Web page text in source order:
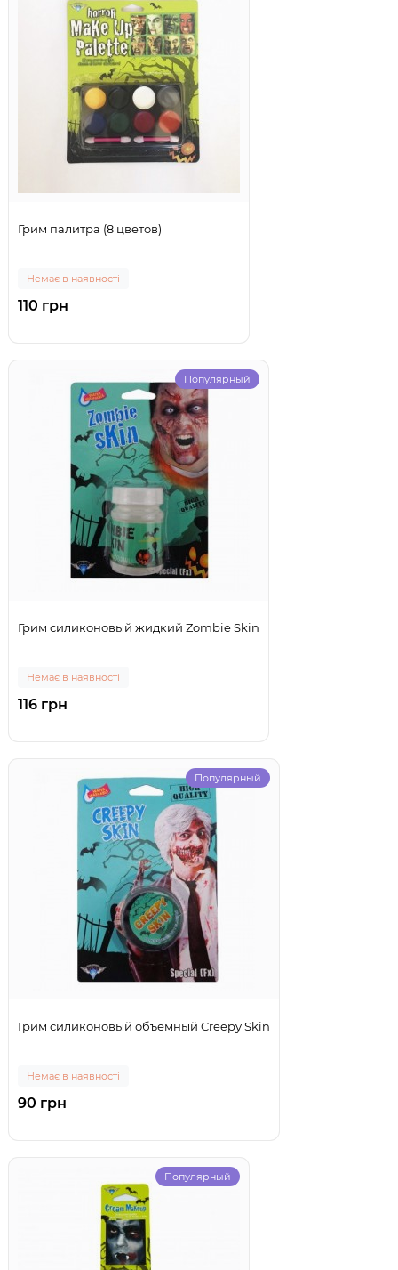
Грим палитра (8 цветов)
Немає в наявності
110 грн
Популярный
Грим силиконовый жидкий Zombie Skin
Немає в наявності
116 грн
Популярный
Грим силиконовый объемный Creepy Skin
Немає в наявності
90 грн
Популярный